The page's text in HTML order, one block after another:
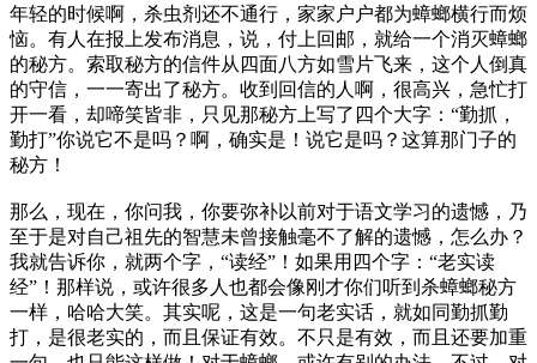
年轻的时候啊，杀虫剂还不通行，家家户户都为蟑螂横行而烦
恼。有人在报上发布消息，说，付上回邮，就给一个消灭蟑螂
的秘方。索取秘方的信件从四面八方如雪片飞来，这个人倒真
的守信，一一寄出了秘方。收到回信的人啊，很高兴，急忙打
开一看，却啼笑皆非，只见那秘方上写了四个大字：“勤抓，
勤打”你说它不是吗？啊，确实是！说它是吗？这算那门子的
秘方！
那么，现在，你问我，你要弥补以前对于语文学习的遗憾，乃
至于是对自己祖先的智慧未曾接触毫不了解的遗憾，怎么办？
我就告诉你，就两个字，“读经”！如果用四个字：“老实读
经”！那样说，或许很多人也都会像刚才你们听到杀蟑螂秘方
一样，哈哈大笑。其实呢，这是一句老实话，就如同勤抓勤
打，是很老实的，而且保证有效。不只是有效，而且还要加重